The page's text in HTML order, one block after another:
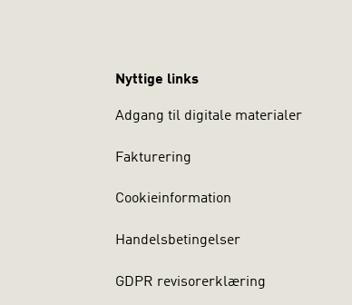
Nyttige links
Adgang til digitale materialer
Fakturering
Cookieinformation
Handelsbetingelser
GDPR revisorerklæring